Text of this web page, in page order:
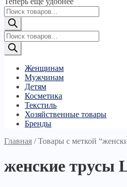
Поиск
товаров
Поиск
товаров
Женщинам
Мужчинам
Детям
Косметика
Текстиль
Хозяйственные товары
Бренды
Главная /Товары с меткой
женские трусы